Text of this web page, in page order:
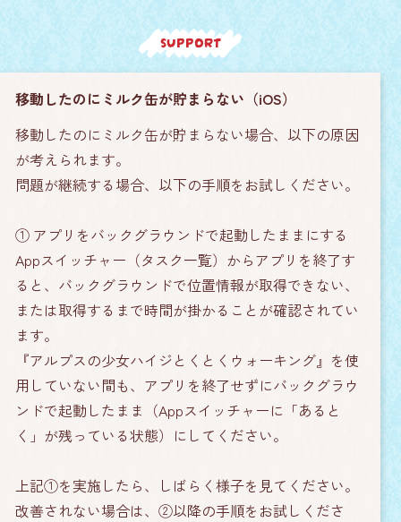
SUPPORT
移動したのにミルク缶が貯まらない（iOS）
移動したのにミルク缶が貯まらない場合、以下の原因
が考えられます。
問題が継続する場合、以下の手順をお試しください。
① アプリをバックグラウンドで起動したままにする
Appスイッチャー（タスク一覧）からアプリを終了す
ると、バックグラウンドで位置情報が取得できない、
または取得するまで時間が掛かることが確認されてい
ます。
『アルプスの少女ハイジとくとくウォーキング』を使
用していない間も、アプリを終了せずにバックグラウ
ンドで起動したまま（Appスイッチャーに「あると
く」が残っている状態）にしてください。
上記①を実施したら、しばらく様子を見てください。
改善されない場合は、②以降の手順をお試しくださ